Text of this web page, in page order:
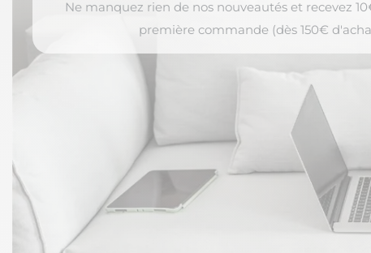
Ne manquez rien de nos nouveautés et recevez
première commande (dès 150€